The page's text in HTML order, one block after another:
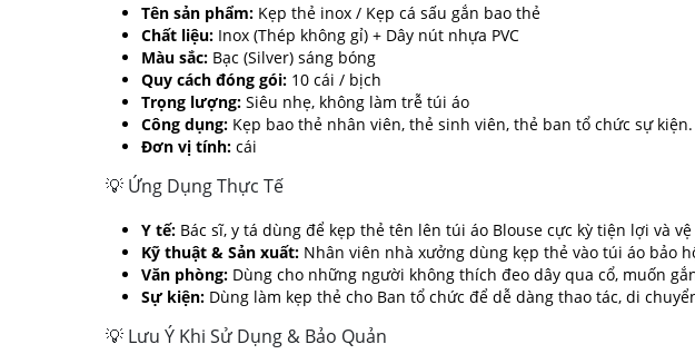
Tên sản phẩm: Kẹp thẻ inox / Kẹp cá sấu gắn bao thẻ
Chất liệu: Inox (Thép không gỉ) + Dây nút nhựa PVC
Màu sắc: Bạc (Silver) sáng bóng
Quy cách đóng gói: 10 cái / bịch
Trọng lượng: Siêu nhẹ, không làm trễ túi áo
Công dụng: Kẹp bao thẻ nhân viên, thẻ sinh viên, thẻ ban tổ chức sự kiện.
Đơn vị tính: cái
💡 Ứng Dụng Thực Tế
Y tế: Bác sĩ, y tá dùng để kẹp thẻ tên lên túi áo Blouse cực kỳ tiện lợi và
Kỹ thuật & Sản xuất: Nhân viên nhà xưởng dùng kẹp thẻ vào túi áo bảo
Văn phòng: Dùng cho những người không thích đeo dây qua cổ, muốn
Sự kiện: Dùng làm kẹp thẻ cho Ban tổ chức để dễ dàng thao tác, di
💡 Lưu Ý Khi Sử Dụng & Bảo Quản